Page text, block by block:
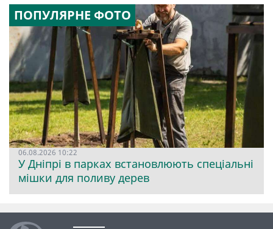
ПОПУЛЯРНЕ ФОТО
06.08.2026 10:22
У Дніпрі в парках встановлюють спеціальні
мішки для поливу дерев